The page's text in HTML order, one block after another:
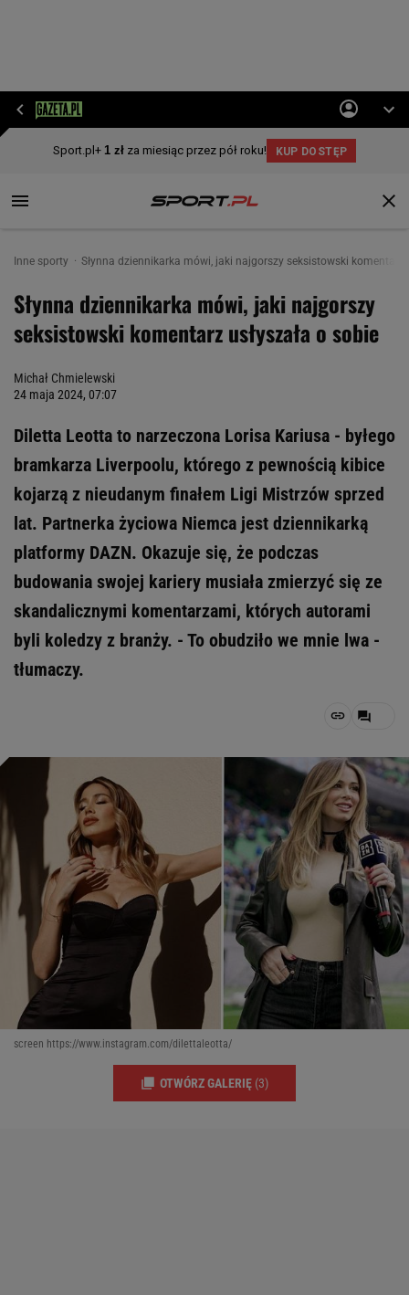
Inne sporty Słynna dziennikarka mówi, jaki najgorszy seksistowski komentarz
Słynna dziennikarka mówi, jaki najgorszy
seksistowski komentarz usłyszała o sobie
Michał Chmielewski
24 maja 2024, 07:07
Diletta Leotta to narzeczona Lorisa Kariusa - byłego
bramkarza Liverpoolu, którego z pewnością kibice
kojarzą z nieudanym finałem Ligi Mistrzów sprzed
lat. Partnerka życiowa Niemca jest dziennikarką
platformy DAZN. Okazuje się, że podczas
budowania swojej kariery musiała zmierzyć się ze
skandalicznymi komentarzami, których autorami
byli koledzy z branży. - To obudziło we mnie lwa -
tłumaczy.
screen https://www.instagram.com/dilettaleotta/
OTWÓRZ GALERIĘ (3)